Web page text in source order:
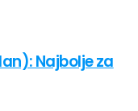
Najbolje za